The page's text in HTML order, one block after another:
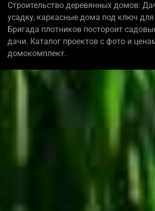
Строительство деревянных домов:
усадку, каркасные дома под ключ
Бригада плотников постороит
дачи. Каталог проектов с фото и
домокомплект.